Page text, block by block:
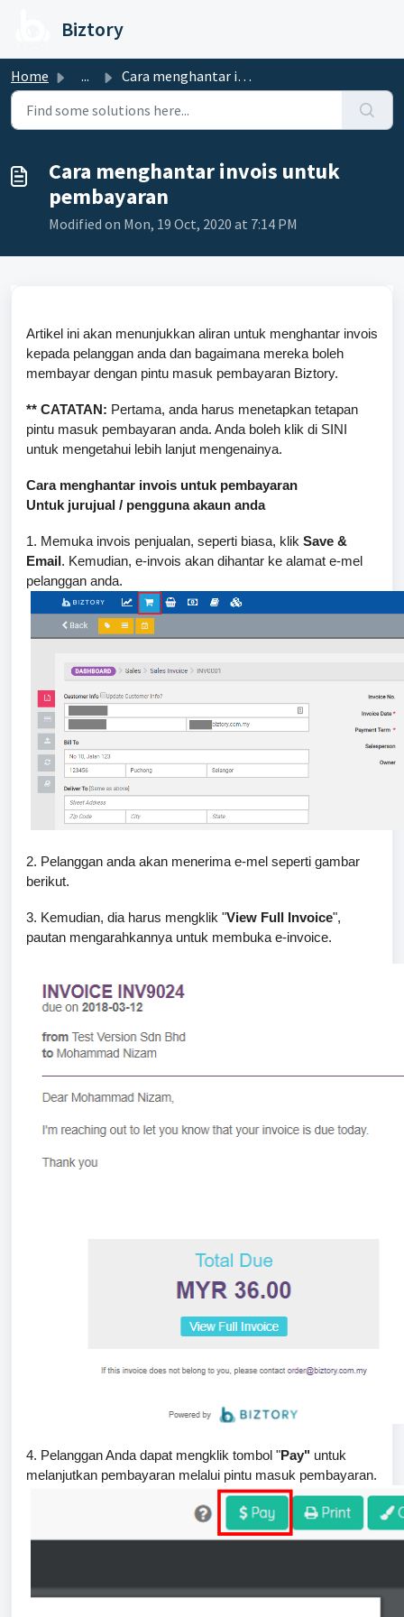
Biztory
Home ... Cara menghantar invois untuk pembayaran
Cara menghantar invois untuk
pembayaran
Modified on Mon, 19 Oct, 2020 at 7:14 PM
Artikel ini akan menunjukkan aliran untuk menghantar invois
kepada pelanggan anda dan bagaimana mereka boleh
membayar dengan pintu masuk pembayaran Biztory.
** CATATAN: Pertama, anda harus menetapkan tetapan
pintu masuk pembayaran anda. Anda boleh klik di SINI
untuk mengetahui lebih lanjut mengenainya.
Cara menghantar invois untuk pembayaran
Untuk jurujual / pengguna akaun anda
1. Memuka invois penjualan, seperti biasa, klik Save &
Email . Kemudian, e-invois akan dihantar ke alamat e-mel
pelanggan anda.
2. Pelanggan anda akan menerima e-mel seperti gambar
berikut.
3. Kemudian, dia harus mengklik "View Full Invoice",
pautan mengarahkannya untuk membuka e-invoice.
4. Pelanggan Anda dapat mengklik tombol "Pay" untuk
melanjutkan pembayaran melalui pintu masuk pembayaran.